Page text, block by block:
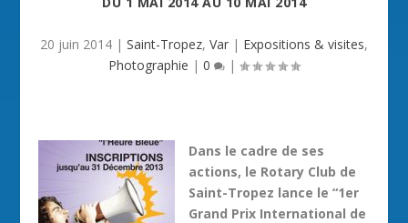
20 juin 2014 | Saint-Tropez, Var | Expositions & visites,
Photographie | 0 |
Dans le cadre de ses
actions, le Rotary Club de
Saint-Tropez lance le “1er
Grand Prix International de